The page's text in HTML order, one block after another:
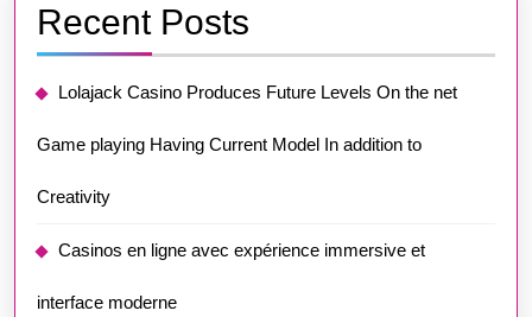
Recent Posts
Lolajack Casino Produces Future Levels On the net
Game playing Having Current Model In addition to
Creativity
Casinos en ligne avec expérience immersive et
interface moderne